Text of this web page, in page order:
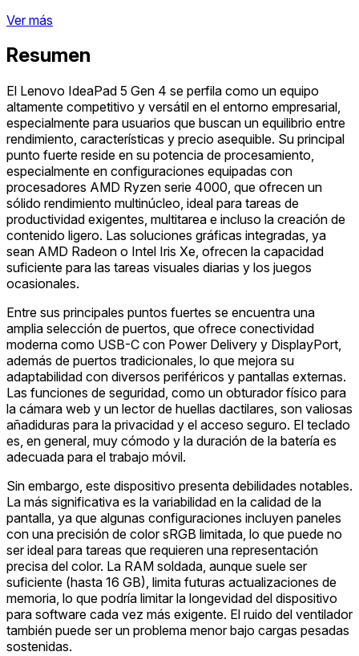
Ver más
Resumen
El Lenovo IdeaPad 5 Gen 4 se perfila como un equipo
altamente competitivo y versátil en el entorno empresarial,
especialmente para usuarios que buscan un equilibrio entre
rendimiento, características y precio asequible. Su principal
punto fuerte reside en su potencia de procesamiento,
especialmente en configuraciones equipadas con
procesadores AMD Ryzen serie 4000, que ofrecen un
sólido rendimiento multinúcleo, ideal para tareas de
productividad exigentes, multitarea e incluso la creación de
contenido ligero. Las soluciones gráficas integradas, ya
sean AMD Radeon o Intel Iris Xe, ofrecen la capacidad
suficiente para las tareas visuales diarias y los juegos
ocasionales.
Entre sus principales puntos fuertes se encuentra una
amplia selección de puertos, que ofrece conectividad
moderna como USB-C con Power Delivery y DisplayPort,
además de puertos tradicionales, lo que mejora su
adaptabilidad con diversos periféricos y pantallas externas.
Las funciones de seguridad, como un obturador físico para
la cámara web y un lector de huellas dactilares, son valiosas
añadiduras para la privacidad y el acceso seguro. El teclado
es, en general, muy cómodo y la duración de la batería es
adecuada para el trabajo móvil.
Sin embargo, este dispositivo presenta debilidades notables.
La más significativa es la variabilidad en la calidad de la
pantalla, ya que algunas configuraciones incluyen paneles
con una precisión de color sRGB limitada, lo que puede no
ser ideal para tareas que requieren una representación
precisa del color. La RAM soldada, aunque suele ser
suficiente (hasta 16 GB), limita futuras actualizaciones de
memoria, lo que podría limitar la longevidad del dispositivo
para software cada vez más exigente. El ruido del ventilador
también puede ser un problema menor bajo cargas pesadas
sostenidas.